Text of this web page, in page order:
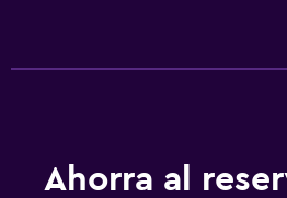
Ahorra al